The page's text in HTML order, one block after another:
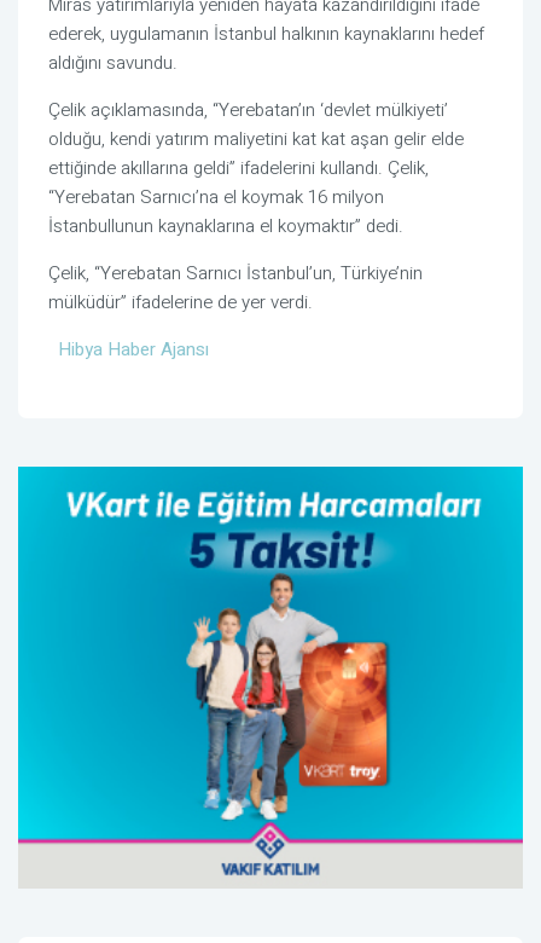
ederek, uygulamanın İstanbul halkının kaynaklarını hedef
aldığını savundu.
Çelik açıklamasında, “Yerebatan’ın ‘devlet mülkiyeti’
olduğu, kendi yatırım maliyetini kat kat aşan gelir elde
ettiğinde akıllarına geldi” ifadelerini kullandı. Çelik,
“Yerebatan Sarnıcı’na el koymak 16 milyon
İstanbullunun kaynaklarına el koymaktır” dedi.
Çelik, “Yerebatan Sarnıcı İstanbul’un, Türkiye’nin
mülküdür” ifadelerine de yer verdi.
Hibya Haber Ajansı